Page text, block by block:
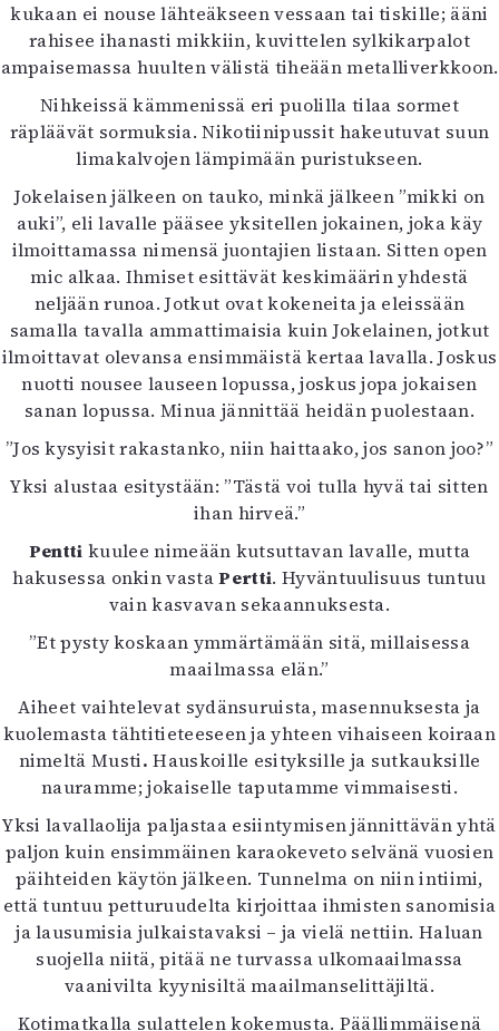
kukaan ei nouse lähteäkseen vessaan tai tiskille; ääni
rahisee ihanasti mikkiin, kuvittelen sylkikarpalot
ampaisemassa huulten välistä tiheään metalliverkkoon.
Nihkeissä kämmenissä eri puolilla tilaa sormet
räpläävät sormuksia. Nikotiinipussit hakeutuvat suun
limakalvojen lämpimään puristukseen.
Jokelaisen jälkeen on tauko, minkä jälkeen ”mikki on
auki”, eli lavalle pääsee yksitellen jokainen, joka käy
ilmoittamassa nimensä juontajien listaan. Sitten open
mic alkaa. Ihmiset esittävät keskimäärin yhdestä
neljään runoa. Jotkut ovat kokeneita ja eleissään
samalla tavalla ammattimaisia kuin Jokelainen, jotkut
ilmoittavat olevansa ensimmäistä kertaa lavalla. Joskus
nuotti nousee lauseen lopussa, joskus jopa jokaisen
sanan lopussa. Minua jännittää heidän puolestaan.
”Jos kysyisit rakastanko, niin haittaako, jos sanon joo?”
Yksi alustaa esitystään: ”Tästä voi tulla hyvä tai sitten
ihan hirveä.”
Pentti kuulee nimeään kutsuttavan lavalle, mutta
hakusessa onkin vastaPertti. Hyväntuulisuus tuntuu
vain kasvavan sekaannuksesta.
”Et pysty koskaan ymmärtämään sitä, millaisessa
maailmassa elän.”
Aiheet vaihtelevat sydänsuruista, masennuksesta ja
kuolemasta tähtitieteeseen ja yhteen vihaiseen koiraan
nimeltä Musti. Hauskoille esityksille ja sutkauksille
nauramme; jokaiselle taputamme vimmaisesti.
Yksi lavallaolija paljastaa esiintymisen jännittävän yhtä
paljon kuin ensimmäinen karaokeveto selvänä vuosien
päihteiden käytön jälkeen. Tunnelma on niin intiimi,
että tuntuu petturuudelta kirjoittaa ihmisten sanomisia
ja lausumisia julkaistavaksi – ja vielä nettiin. Haluan
suojella niitä, pitää ne turvassa ulkomaailmassa
vaanivilta kyynisiltä maailmanselittäjiltä.
Kotimatkalla sulattelen kokemusta. Päällimmäisenä